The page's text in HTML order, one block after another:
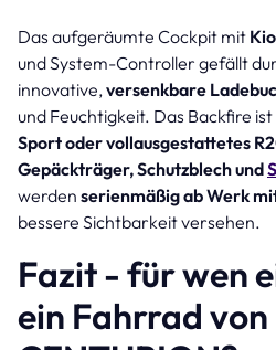
Das aufgeräumte Cockpit mit
und System-Controller gefällt
innovative, versenkbare
und Feuchtigkeit. Das Backfire
Sport oder vollausgestattetes
Gepäckträger, Schutzblech und
werden serienmäßig ab Werk
bessere Sichtbarkeit versehen.
Fazit - für wen
ein Fahrrad von